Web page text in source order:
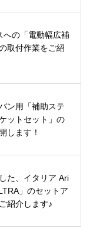
への「電動幅広補
取付作業をご紹
ン用「補助ステ
ットセット」の
します！
た、イタリア Ari
」のセットア
紹介します♪
スティックノブ展
！
Light」納車準備
ジアスエース専用
ドレール」の取付
公開します！